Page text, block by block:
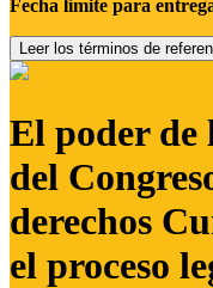
Fecha límite para
Leer los términos de
El poder de
del
derechos
el proceso